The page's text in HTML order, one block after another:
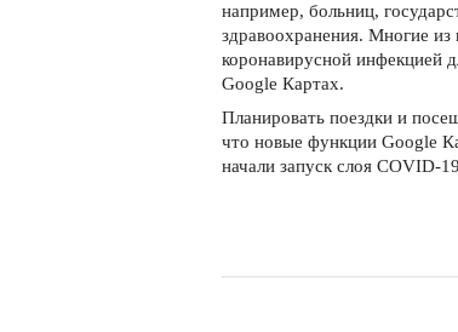
например, больниц,
здравоохранения. Многие
коронавирусной инфекцией
Google Картах.
Планировать поездки и
что новые функции Google
начали запуск слоя COVID-